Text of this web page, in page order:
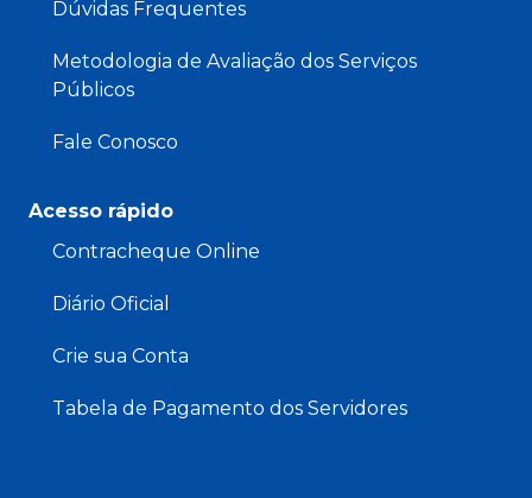
Dúvidas Frequentes
Metodologia de Avaliação dos Serviços
Públicos
Fale Conosco
Acesso rápido
Contracheque Online
Diário Oficial
Crie sua Conta
Tabela de Pagamento dos Servidores